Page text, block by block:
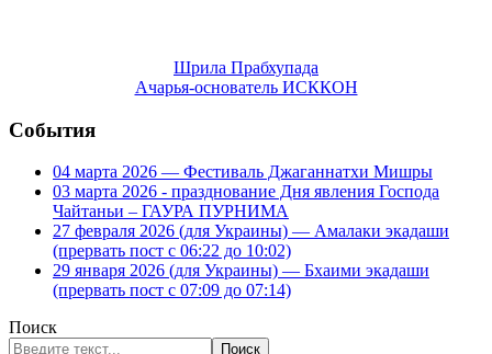
Шрила Прабхупада
Ачарья-основатель ИСККОН
События
04 марта 2026 — Фестиваль Джаганнатхи Мишры
03 марта 2026 - празднование Дня явления Господа
Чайтаньи – ГАУРА ПУРНИМА
27 февраля 2026 (для Украины) — Амалаки экадаши
(прервать пост с 06:22 до 10:02)
29 января 2026 (для Украины) — Бхаими экадаши
(прервать пост с 07:09 до 07:14)
Поиск
Поиск